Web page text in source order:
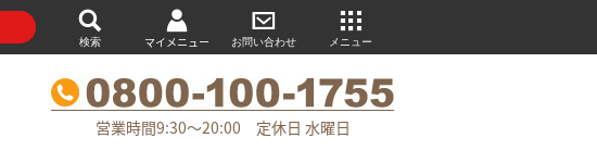
検索 マイメニュー お問い合わせ メニュー
営業時間9:30～20:00 定休日 水曜日